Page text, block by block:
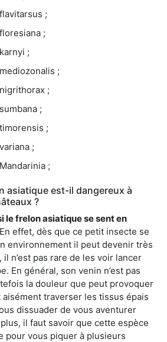
;
;
;
;
;
;
;
;
;
asiatique est-il dangereux à
?
le frelon asiatique se sent en
effet, dès que ce petit insecte se
environnement il peut devenir très
il n’est pas rare de les voir lancer
En général, son venin n’est pas
la douleur que peut provoquer
traverser les tissus épais
dissuader de vous aventurer
il faut savoir que cette espèce
pour vous piquer à plusieurs